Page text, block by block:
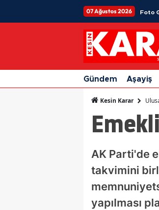
07 Ağustos 2026 Foto
Gündem Aşayiş
Kesin Karar
AK Parti'de
takvimini
yapılması